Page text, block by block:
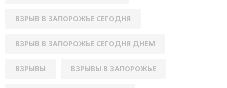
ВЗРЫВ В ЗАПОРОЖЬЕ СЕГОДНЯ
ВЗРЫВ В ЗАПОРОЖЬЕ СЕГОДНЯ ДНЕМ
ВЗРЫВЫ ВЗРЫВЫ В ЗАПОРОЖЬЕ